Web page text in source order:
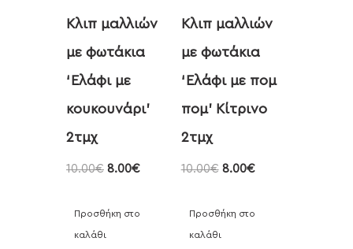
Κλιπ μαλλιών
με φωτάκια
‘Ελάφι με
κουκουνάρι’
2τμχ
10.00€ 8.00€
Προσθήκη στο
καλάθι
Κλιπ μαλλιών
με φωτάκια
‘Ελάφι με πομ
πομ’ Κίτρινο
2τμχ
10.00€ 8.00€
Προσθήκη στο
καλάθι